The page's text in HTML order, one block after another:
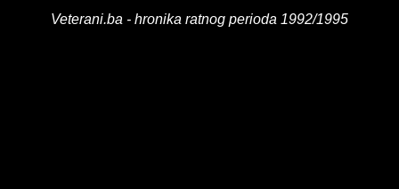
Veterani.ba - hronika ratnog perioda 1992/1995